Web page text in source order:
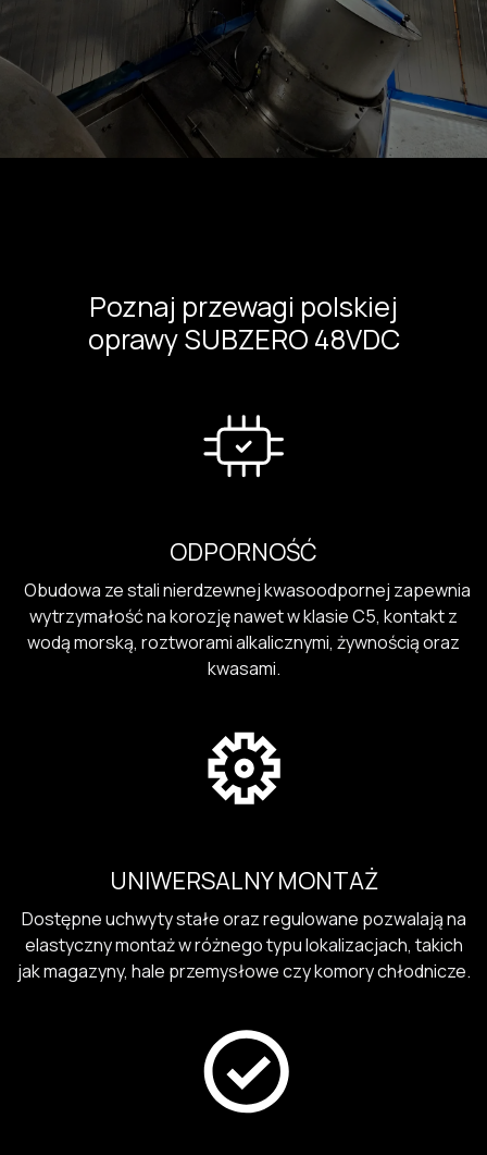
Poznaj przewagi polskiej
oprawy SUBZERO 48VDC
ODPORNOŚĆ
Obudowa ze stali nierdzewnej kwasoodpornej zapewnia
wytrzymałość na korozję nawet w klasie C5, kontakt z
wodą morską, roztworami alkalicznymi, żywnością oraz
kwasami.
UNIWERSALNY MONTAŻ
Dostępne uchwyty stałe oraz regulowane pozwalają na
elastyczny montaż w różnego typu lokalizacjach, takich
jak magazyny, hale przemysłowe czy komory chłodnicze.